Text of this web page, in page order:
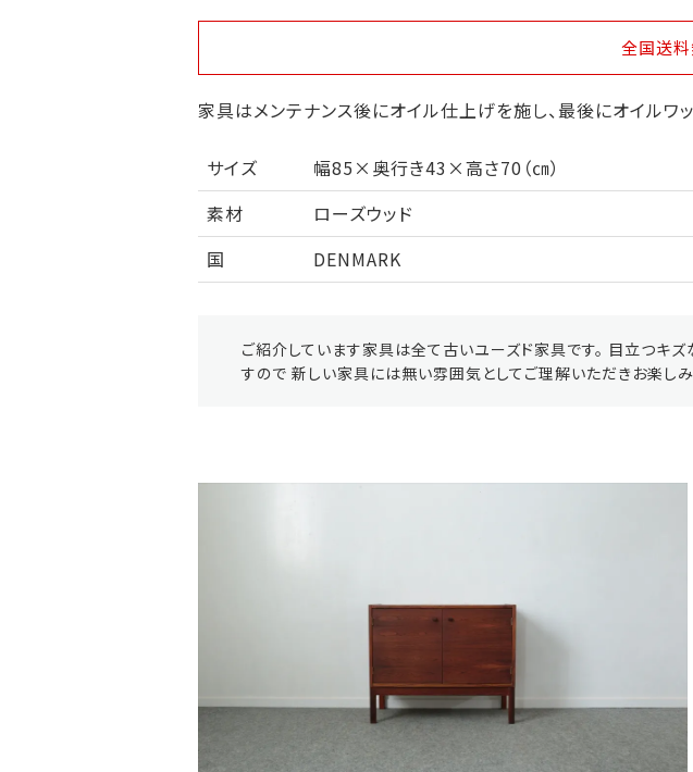
全国送
家具はメンテナンス後にオイル仕上げを施し、最後にオイルワ
サイズ
幅85×奥行き43×高さ70（㎝）
素材
ローズウッド
国
DENMARK
ご紹介しています家具は全て古いユーズド家具です。 目立つキ
すので 新しい家具には無い雰囲気としてご理解いただきお楽し